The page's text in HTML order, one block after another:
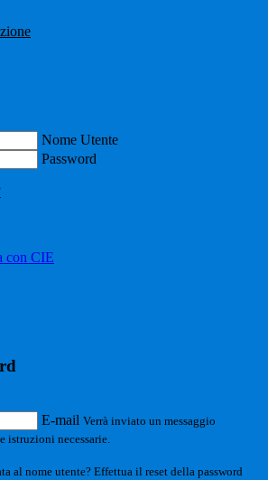
Nome Utente
Password
con CIE
E-mail Verrà inviato un messaggio
istruzioni necessarie.
al nome utente? Effettua il reset della password